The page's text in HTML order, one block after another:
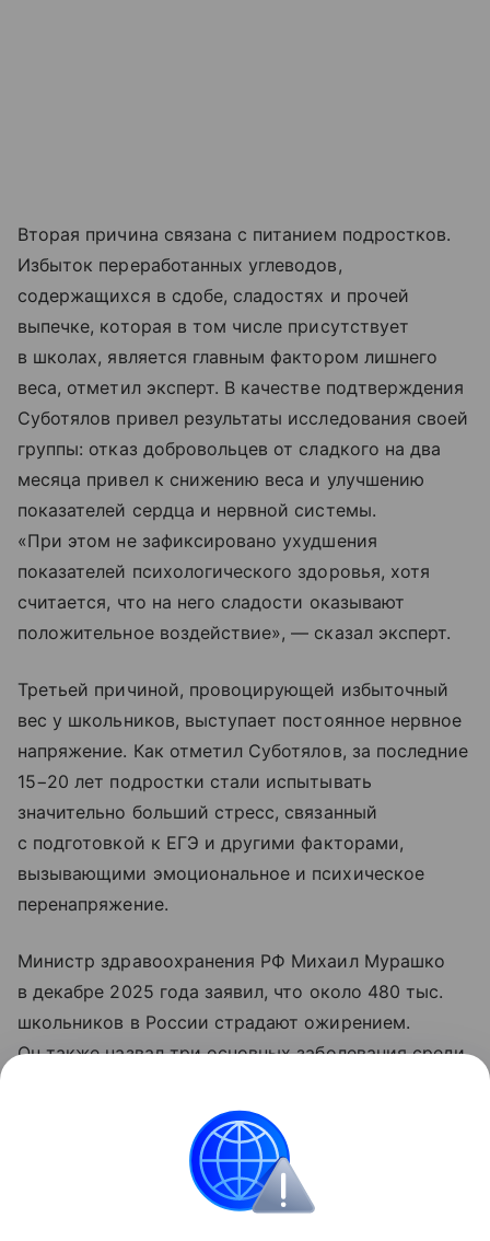
Вторая причина связана с питанием подростков.
Избыток переработанных углеводов,
содержащихся в сдобе, сладостях и прочей
выпечке, которая в том числе присутствует
в школах, является главным фактором лишнего
веса, отметил эксперт. В качестве подтверждения
Суботялов привел результаты исследования своей
группы: отказ добровольцев от сладкого на два
месяца привел к снижению веса и улучшению
показателей сердца и нервной системы.
«При этом не зафиксировано ухудшения
показателей психологического здоровья, хотя
считается, что на него сладости оказывают
положительное воздействие», — сказал эксперт.
Третьей причиной, провоцирующей избыточный
вес у школьников, выступает постоянное нервное
напряжение. Как отметил Суботялов, за последние
15−20 лет подростки стали испытывать
значительно больший стресс, связанный
с подготовкой к ЕГЭ и другими факторами,
вызывающими эмоциональное и психическое
перенапряжение.
Министр здравоохранения РФ Михаил Мурашко
в декабре 2025 года заявил, что около 480 тыс.
школьников в России страдают ожирением.
Он также назвал три основных заболевания среди
и опорно-двигательного аппарата, в частности,